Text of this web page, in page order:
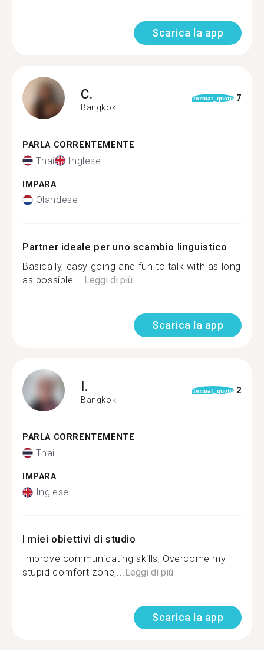
Scarica la app
C.
Bangkok
format_quote 7
PARLA CORRENTEMENTE
Thai Inglese
IMPARA
Olandese
Partner ideale per uno scambio linguistico
Basically, easy going and fun to talk with as long
as possible....Leggi di più
Scarica la app
I.
Bangkok
format_quote 2
PARLA CORRENTEMENTE
Thai
IMPARA
Inglese
I miei obiettivi di studio
Improve communicating skills, Overcome my
stupid comfort zone,...Leggi di più
Scarica la app